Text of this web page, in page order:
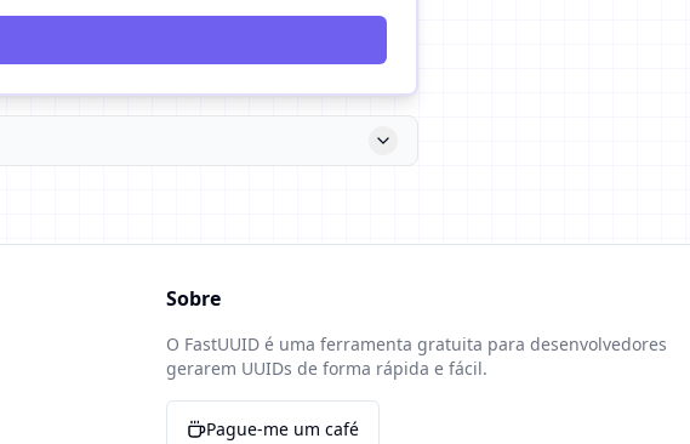
Sobre
O FastUUID é uma ferramenta gratuita para desenvolvedores
gerarem UUIDs de forma rápida e fácil.
Pague-me um café